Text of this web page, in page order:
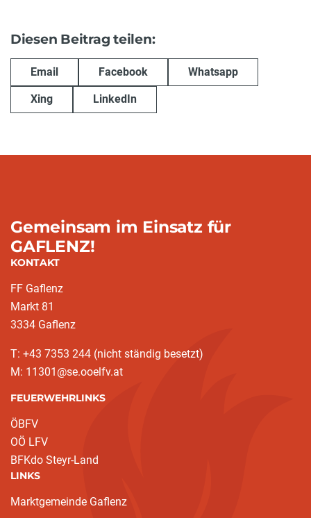
Diesen Beitrag teilen:
Email Facebook Whatsapp
Xing LinkedIn
Gemeinsam im Einsatz für
GAFLENZ!
KONTAKT
FF Gaflenz
Markt 81
3334 Gaflenz
T: +43 7353 244 (nicht ständig besetzt)
M: 11301@se.ooelfv.at
FEUERWEHRLINKS
ÖBFV
OÖ LFV
BFKdo Steyr-Land
LINKS
Marktgemeinde Gaflenz